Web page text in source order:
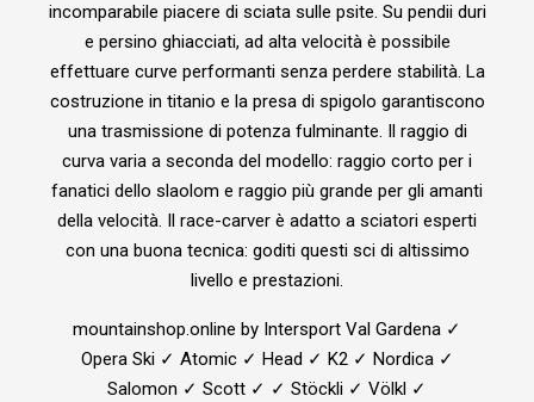
incomparabile piacere di sciata sulle psite. Su pendii duri
e persino ghiacciati, ad alta velocità è possibile
effettuare curve performanti senza perdere stabilità. La
costruzione in titanio e la presa di spigolo garantiscono
una trasmissione di potenza fulminante. Il raggio di
curva varia a seconda del modello: raggio corto per i
fanatici dello slaolom e raggio più grande per gli amanti
della velocità. Il race-carver è adatto a sciatori esperti
con una buona tecnica: goditi questi sci di altissimo
livello e prestazioni.
mountainshop.online by Intersport Val Gardena ✓
Opera Ski ✓ Atomic ✓ Head ✓ K2 ✓ Nordica ✓
Salomon ✓ Scott ✓ ✓ Stöckli ✓ Völkl ✓